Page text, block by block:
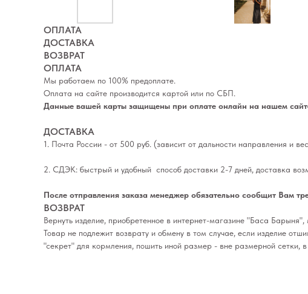
ОПЛАТА
ДОСТАВКА
ВОЗВРАТ
ОПЛАТА
Мы работаем по 100% предоплате.
Оплата на сайте производится картой или по СБП.
Данные вашей карты защищены при оплате онлайн на нашем
ДОСТАВКА
1. Почта России - от 500 руб. (зависит от дальности направления и
2. СДЭК: быстрый и удобный способ доставки 2-7 дней, доставка
После отправления заказа менеджер обязательно сообщит Вам
ВОЗВРАТ
Вернуть изделие, приобретенное в интернет-магазине "Баса
Товар не подлежит возврату и обмену в том случае, если изделие
"секрет" для кормления, пошить иной размер - вне размерной сетки,